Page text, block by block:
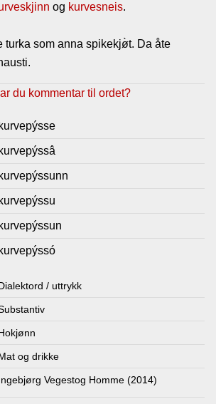
og kurvesneis.
turka som anna spikekjø̀t. Da åte
du kommentar til ordet?
kurvepýssâ
kurvepýssunn
fleirtal
kurvepýssun
kurvepýssó
/ uttrykk
og drikke
Vegestog Homme (2014)